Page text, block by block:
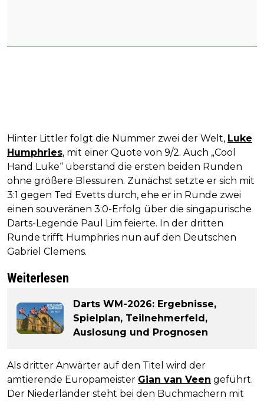
Hinter Littler folgt die Nummer zwei der Welt, Luke
Humphries, mit einer Quote von 9/2. Auch „Cool
Hand Luke“ überstand die ersten beiden Runden
ohne größere Blessuren. Zunächst setzte er sich mit
3:1 gegen Ted Evetts durch, ehe er in Runde zwei
einen souveränen 3:0-Erfolg über die singapurische
Darts-Legende Paul Lim feierte. In der dritten
Runde trifft Humphries nun auf den Deutschen
Gabriel Clemens.
Weiterlesen
Darts WM-2026: Ergebnisse,
Spielplan, Teilnehmerfeld,
Auslosung und Prognosen
Als dritter Anwärter auf den Titel wird der
amtierende Europameister Gian van Veen geführt.
Der Niederländer steht bei den Buchmachern mit